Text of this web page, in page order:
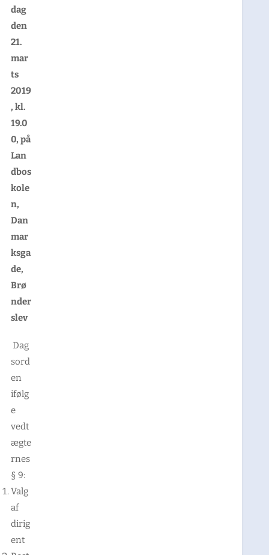
dag
den
21.
mar
ts
2019
, kl.
19.0
0, på
Lan
dbos
kole
n,
Dan
mar
ksga
de,
Brø
nder
slev
Dag
sord
en
ifølg
e
vedt
ægte
rnes
§ 9:
Valg
af
dirig
ent